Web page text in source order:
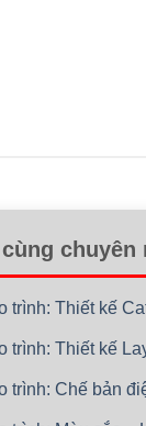
chuyên
trình: Thiết kế
trình: Thiết kế
trình: Chế bản